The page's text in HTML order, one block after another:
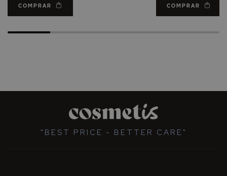
COMPRAR COMPRAR
"BEST PRICE - BETTER CARE"